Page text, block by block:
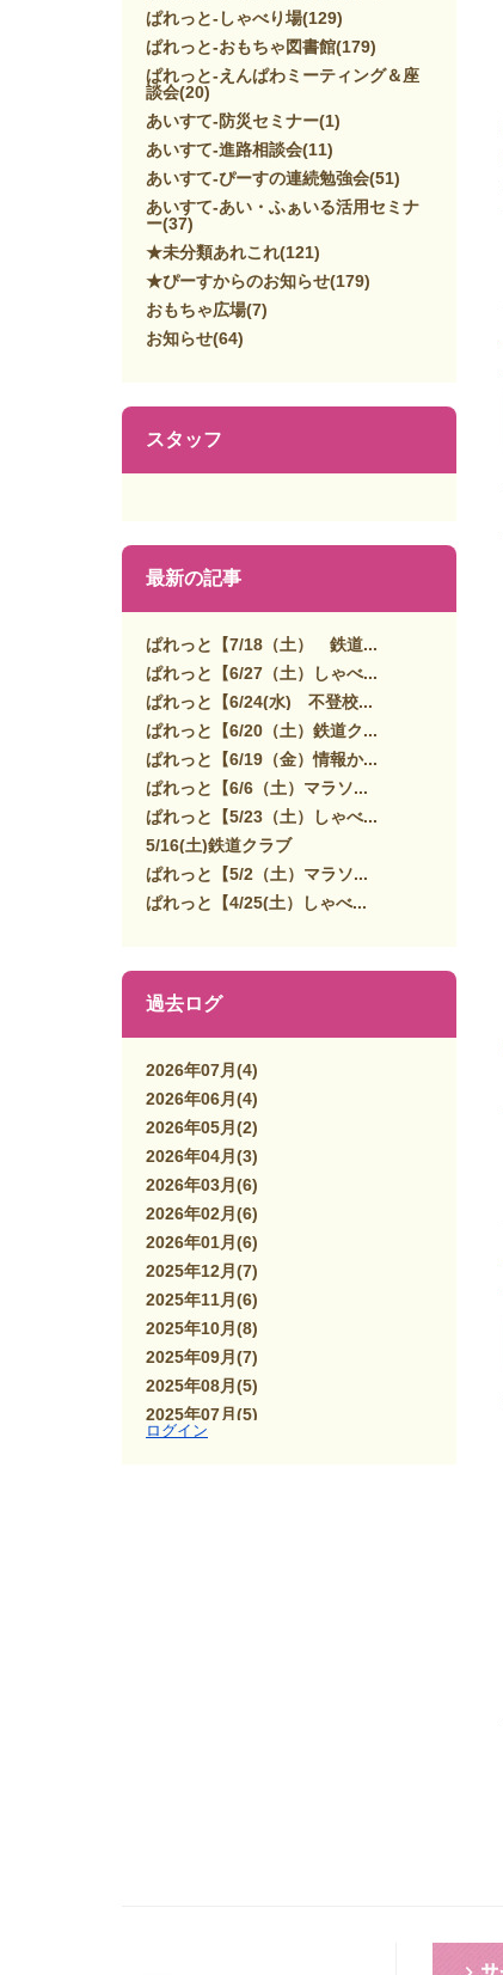
ぱれっと-しゃべり場(129)
ぱれっと-おもちゃ図書館(179)
ぱれっと-えんぱわミーティング＆座
談会(20)
あいすて-防災セミナー(1)
あいすて-進路相談会(11)
あいすて-ぴーすの連続勉強会(51)
あいすて-あい・ふぁいる活用セミナ
ー(37)
★未分類あれこれ(121)
★ぴーすからのお知らせ(179)
おもちゃ広場(7)
お知らせ(64)
スタッフ
最新の記事
ぱれっと【7/18（土） 鉄道...
ぱれっと【6/27（土）しゃべ...
ぱれっと【6/24(水) 不登校...
ぱれっと【6/20（土）鉄道ク...
ぱれっと【6/19（金）情報か...
ぱれっと【6/6（土）マラソ...
ぱれっと【5/23（土）しゃべ...
5/16(土)鉄道クラブ
ぱれっと【5/2（土）マラソ...
ぱれっと【4/25(土）しゃべ...
過去ログ
2026年07月 (4)
2026年06月 (4)
2026年05月 (2)
2026年04月 (3)
2026年03月 (6)
2026年02月 (6)
2026年01月 (6)
2025年12月 (7)
2025年11月 (6)
2025年10月 (8)
2025年09月 (7)
2025年08月 (5)
2025年07月 (5)
2025年06月
ログイン